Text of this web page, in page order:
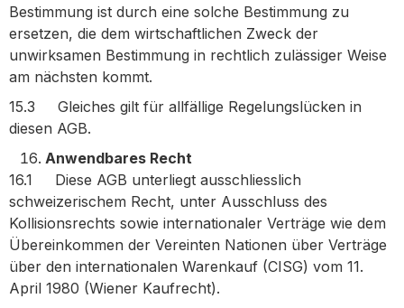
Bestimmung ist durch eine solche Bestimmung zu
ersetzen, die dem wirtschaftlichen Zweck der
unwirksamen Bestimmung in rechtlich zulässiger Weise
am nächsten kommt.
15.3 Gleiches gilt für allfällige Regelungslücken in
diesen AGB.
Anwendbares Recht
16.1 Diese AGB unterliegt ausschliesslich
schweizerischem Recht, unter Ausschluss des
Kollisionsrechts sowie internationaler Verträge wie dem
Übereinkommen der Vereinten Nationen über Verträge
über den internationalen Warenkauf (CISG) vom 11.
April 1980 (Wiener Kaufrecht).